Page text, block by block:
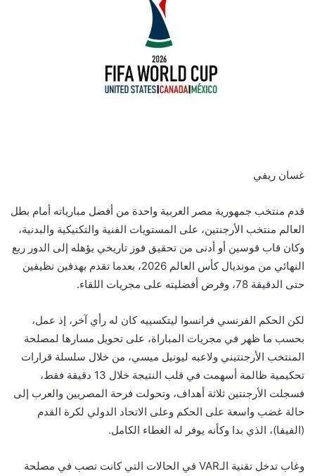
غسان ريفي
قدم منتخب جمهورية مصر العربية واحدة من أفضل مبارياته أمام بطل
العالم منتخب الأرجنتين، على المستويات الفنية والتكتيكية والبدنية،
وكان قاب قوسين أو أدنى من تحقيق فوز تاريخي يؤهله إلى الدور ربع
النهائي من مونديال كأس العالم 2026، بعدما تقدم بهدفين نظيفين
حتى الدقيقة 78، وفرض أفضليته على مجريات اللقاء.
لكن الحكم الفرنسي فرانسوا ليتكسييه كان له رأي آخر، إذ عمل،
بحسب ما ظهر في مجريات المباراة، على تحويل مسارها لمصلحة
المنتخب الأرجنتيني ولاعبه ليونيل ميسي، من خلال سلسلة قرارات
تحكيمية ظالمة أسهمت في قلب النتيجة خلال 13 دقيقة فقط،
فسجلت الأرجنتين ثلاثة أهداف، وتحولت فرحة المصريين والعرب إلى
حالة غضب واسعة على الحكم وعلى الاتحاد الدولي لكرة القدم
(الفيفا)، الذي بدا وكأنه يوفر له الغطاء الكامل.
وغاب تدخل تقنية الـVAR في الحالات التي كانت تصب في مصلحة